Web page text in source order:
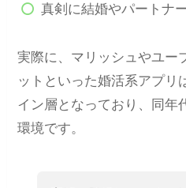
真剣に結婚やパートナ
実際に、マリッシュやユー
ットといった婚活系アプリ
イン層となっており、同年
環境です。